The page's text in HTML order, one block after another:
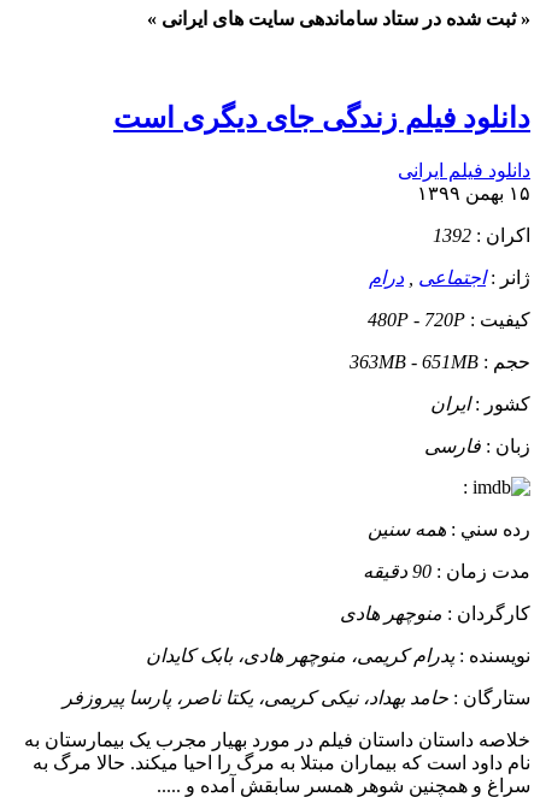
« ثبت شده در ستاد ساماندهی سایت های ایرانی »
دانلود فیلم زندگی جای دیگری است
دانلود فیلم ایرانی
۱۵ بهمن ۱۳۹۹
اکران : 1392
ژانر :اجتماعی درام
کيفيت : 480P - 720P
حجم : 363MB - 651MB
کشور :ایران
زبان : فارسی
:
رده سني : همه سنین
مدت زمان : 90 دقیقه
کارگردان : منوچهر هادی
نويسنده :پدرام کریمی، منوچهر هادی، بابک کایدان
ستارگان : حامد بهداد، نیکی کریمی، یکتا ناصر، پارسا پیروزفر
خلاصه داستان داستان فیلم در مورد بهیار مجرب یک بیمارستان به
نام داود است که بیماران مبتلا به مرگ را احیا میکند. حالا مرگ به
سراغ و همچنین شوهر همسر سابقش آمده و .....